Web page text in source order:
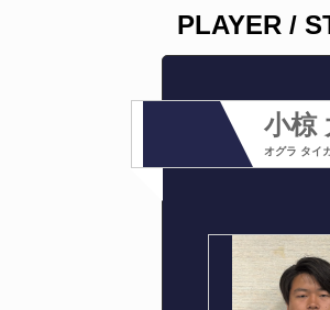
PLAYER /
小椋
オグラ タイ